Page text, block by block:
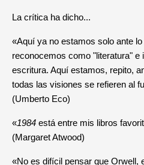
La crítica ha dicho...
«Aquí ya no estamos solo ante
reconocemos como "literatura" e
escritura. Aquí estamos, repito,
todas las visiones se refieren al
(Umberto Eco)
«1984 está entre mis libros
(Margaret Atwood)
«No es difícil pensar que Orwell,